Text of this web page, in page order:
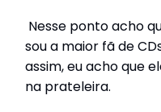
Nesse ponto acho
sou a maior fã de
assim, eu acho que
na prateleira.